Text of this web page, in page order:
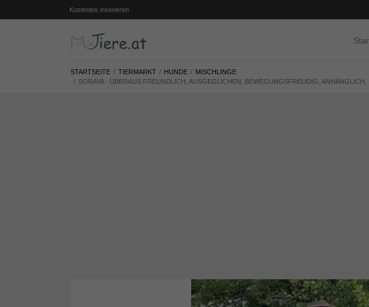
Kostenlos inserieren
STARTSEITE TIERMARKT HUNDE
MISCHLINGE
SORAYA - ÜBERAUS FREUNDLICH, AUSGEGLICHEN, BEWEGUNGSFREUDIG,